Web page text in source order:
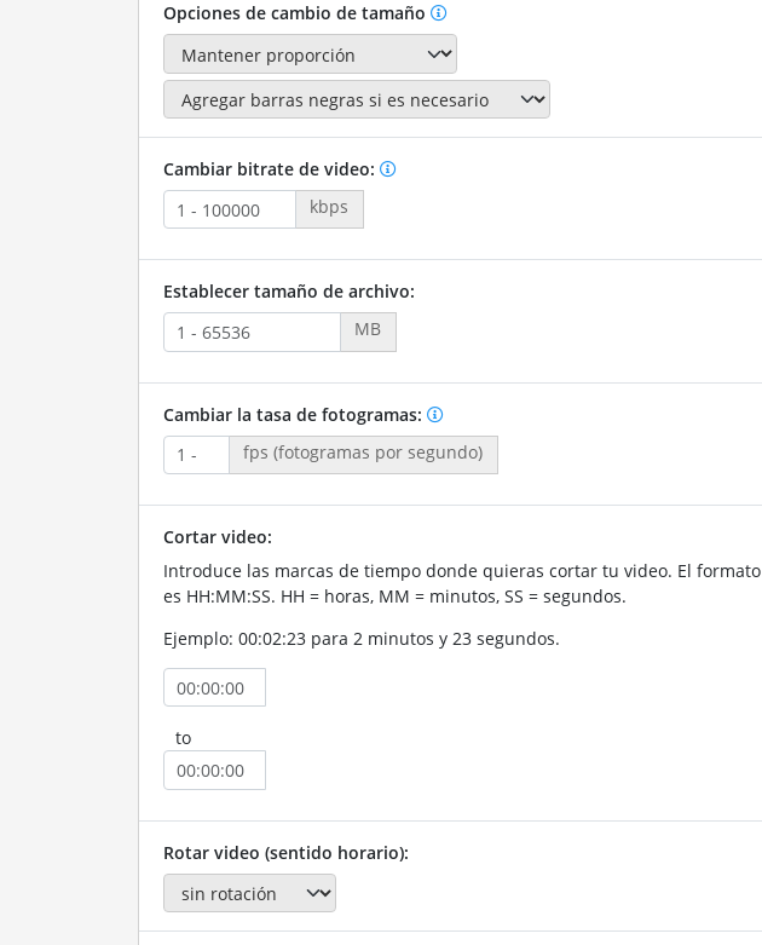
Opciones de cambio de tamaño
Cambiar bitrate de video:
kbps
Establecer tamaño de archivo:
MB
Cambiar la tasa de fotogramas:
fps (fotogramas por segundo)
Cortar video:
Introduce las marcas de tiempo donde quieras cortar tu video. El formato
es HH:MM:SS. HH = horas, MM = minutos, SS = segundos.
Ejemplo: 00:02:23 para 2 minutos y 23 segundos.
to
Rotar video (sentido horario):